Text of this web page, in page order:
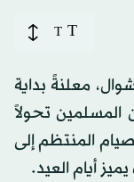
T
T
معلنةً بداية
المسلمين تحولاً
المنتظم إلى
أيام العيد.